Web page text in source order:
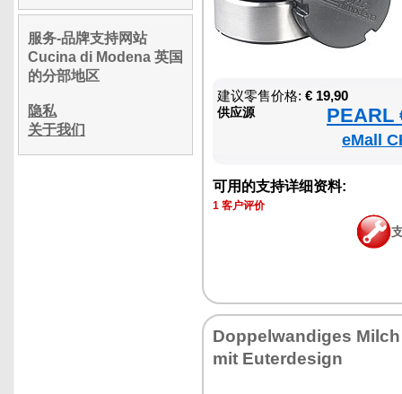
服务-品牌支持网站
Cucina di Modena 英国
的分部地区
隐私
关于我们
建议零售价格: € 19,90
供应源 PEARL
eMall
可用的支持详细资料:
1 客户评价
Doppelwandiges
mit Euterdesign